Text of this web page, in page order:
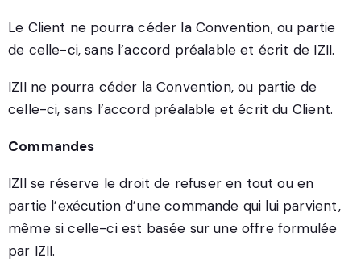
Le Client ne pourra céder la Convention, ou partie
de celle-ci, sans l’accord préalable et écrit de IZII.
IZII ne pourra céder la Convention, ou partie de
celle-ci, sans l’accord préalable et écrit du Client.
Commandes
IZII se réserve le droit de refuser en tout ou en
partie l’exécution d’une commande qui lui parvient,
même si celle-ci est basée sur une offre formulée
par IZII.